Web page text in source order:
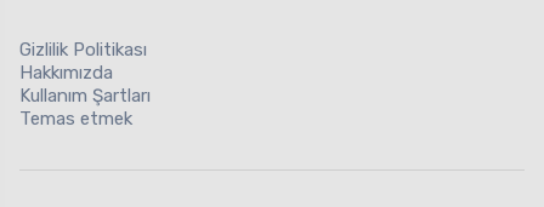
Gizlilik Politikası
Hakkımızda
Kullanım Şartları
Temas etmek